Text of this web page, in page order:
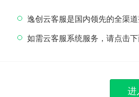
逸创云客服是国内领先的全渠道
如需云客服系统服务，请点击下
进